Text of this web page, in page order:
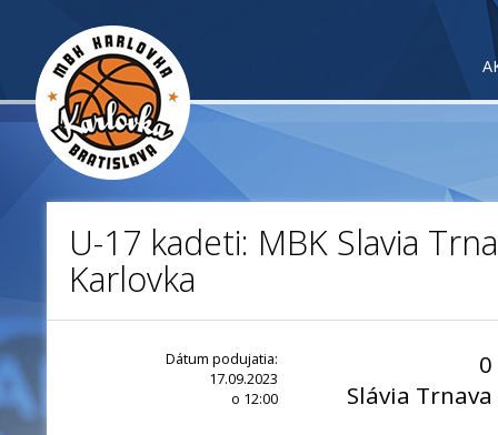
U-17 kadeti: MBK Slavia
Karlovka
Dátum podujatia:
17.09.2023
o 12:00
0
Slávia Trnava